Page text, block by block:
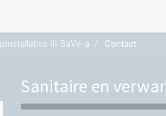
III-SaVe-a Contact
Sanitaire en